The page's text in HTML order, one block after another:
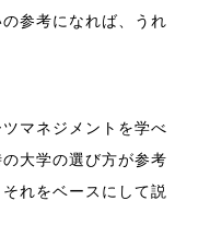
参考になれば、うれ
マネジメントを学べ
大学の選び方が参考
れをベースにして説